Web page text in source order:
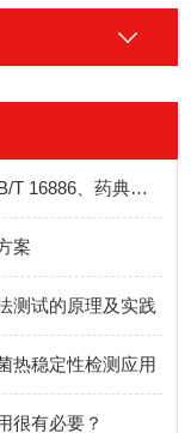
气相色谱法测环氧乙烷残留，匹配 GB/T 16886、药典完整实操方案
案
测试的原理及实践
热稳定性检测应用
很有必要？